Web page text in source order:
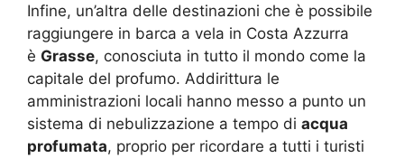
Infine, un’altra delle destinazioni che è possibile
raggiungere in barca a vela in Costa Azzurra
è Grasse, conosciuta in tutto il mondo come la
capitale del profumo. Addirittura le
amministrazioni locali hanno messo a punto un
sistema di nebulizzazione a tempo di acqua
profumata, proprio per ricordare a tutti i turisti